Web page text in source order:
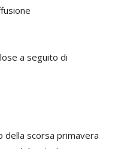
a seguito di
della scorsa primavera